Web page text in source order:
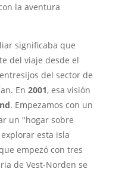
la aventura
significaba que
del viaje desde el
del sector de
En 2001, esa visión
. Empezamos con un
un "hogar sobre
esta isla
empezó con tres
de Vest-Norden se